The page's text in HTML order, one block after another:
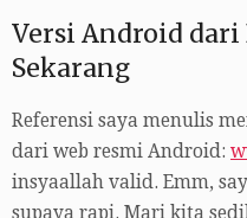
Versi Android dari
Sekarang
Referensi saya menulis
dari web resmi Android:
insyaallah valid. Emm,
supaya rapi. Mari kita